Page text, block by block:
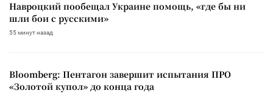
Навроцкий пообещал Украине помощь, «где бы ни
шли бои с русскими»
55 минут назад
Bloomberg: Пентагон завершит испытания ПРО
«Золотой купол» до конца года